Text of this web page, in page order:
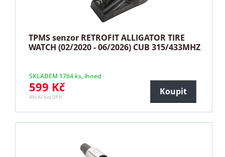
TPMS senzor RETROFIT ALLIGATOR TIRE
WATCH (02/2020 - 06/2026) CUB 315/433MHZ
SKLADEM 1764 ks, ihned
599 Kč
495 Kč bez DPH
Koupit